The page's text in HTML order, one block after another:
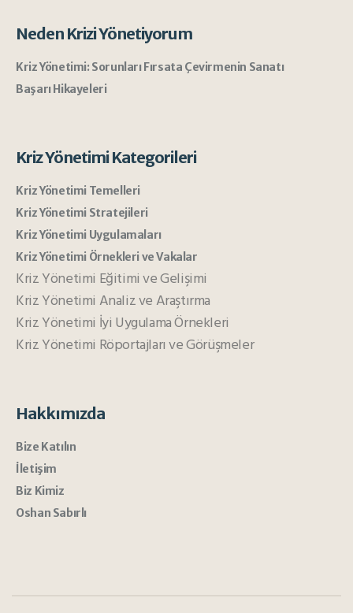
Neden Krizi Yönetiyorum
Kriz Yönetimi: Sorunları Fırsata Çevirmenin Sanatı
Başarı Hikayeleri
Kriz Yönetimi Kategorileri
Kriz Yönetimi Temelleri
Kriz Yönetimi Stratejileri
Kriz Yönetimi Uygulamaları
Kriz Yönetimi Örnekleri ve Vakalar
Kriz Yönetimi Eğitimi ve Gelişimi
Kriz Yönetimi Analiz ve Araştırma
Kriz Yönetimi İyi Uygulama Örnekleri
Kriz Yönetimi Röportajları ve Görüşmeler
Hakkımızda
Bize Katılın
İletişim
Biz Kimiz
Oshan Sabırlı